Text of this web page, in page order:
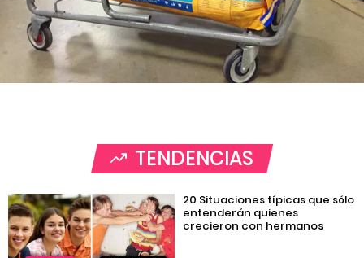
TENDENCIAS
20 Situaciones típicas que sólo
entenderán quienes
crecieron con hermanos